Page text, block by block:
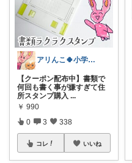
アリんこ🍀小学生ママ 経由購入感謝です
【クーポン配布中】書類で
何回も書く事が嫌すぎて住
所スタンプ購入 ...
￥ 990
0 3 338
コレ いいね